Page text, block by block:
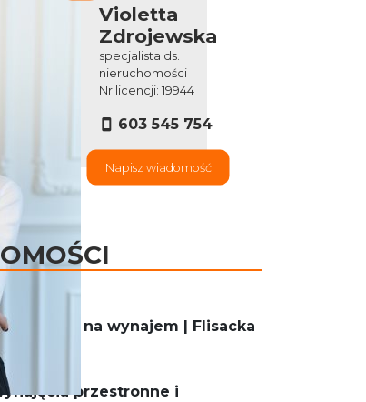
Violetta
Zdrojewska
specjalista ds.
nieruchomości
Nr licencji: 19944
603 545 754
Napisz wiadomość
na wynajem | Flisacka
przestronne i